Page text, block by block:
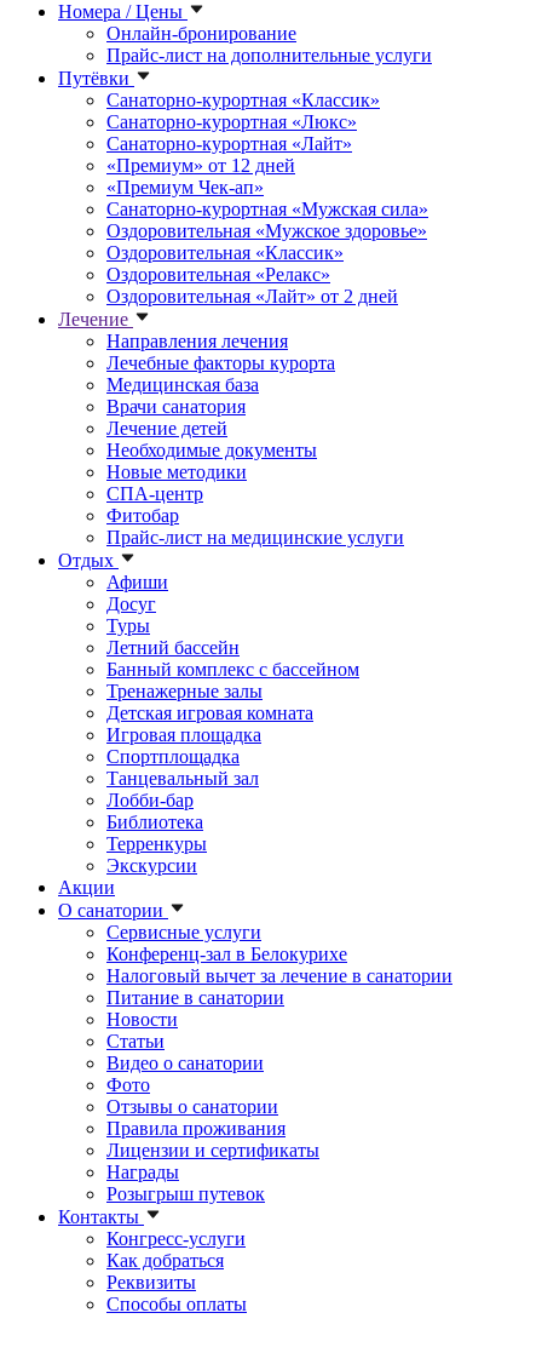
Номера / Цены
Онлайн-бронирование
Прайс-лист на дополнительные услуги
Путёвки
Санаторно-курортная «Классик»
Санаторно-курортная «Люкс»
Санаторно-курортная «Лайт»
«Премиум» от 12 дней
«Премиум Чек-ап»
Санаторно-курортная «Мужская сила»
Оздоровительная «Мужское здоровье»
Оздоровительная «Классик»
Оздоровительная «Релакс»
Оздоровительная «Лайт» от 2 дней
Лечение
Направления лечения
Лечебные факторы курорта
Медицинская база
Врачи санатория
Лечение детей
Необходимые документы
Новые методики
СПА-центр
Фитобар
Прайс-лист на медицинские услуги
Отдых
Афиши
Досуг
Туры
Летний бассейн
Банный комплекс с бассейном
Тренажерные залы
Детская игровая комната
Игровая площадка
Спортплощадка
Танцевальный зал
Лобби-бар
Библиотека
Терренкуры
Экскурсии
Акции
О санатории
Сервисные услуги
Конференц-зал в Белокурихе
Налоговый вычет за лечение в санатории
Питание в санатории
Новости
Статьи
Видео о санатории
Фото
Отзывы о санатории
Правила проживания
Лицензии и сертификаты
Награды
Розыгрыш путевок
Контакты
Конгресс-услуги
Как добраться
Реквизиты
Способы оплаты